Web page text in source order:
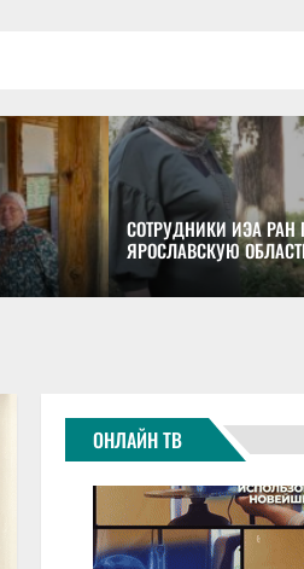
СОТРУДНИКИ ИЭА
ЯРОСЛАВСКУЮ
ОНЛАЙН ТВ